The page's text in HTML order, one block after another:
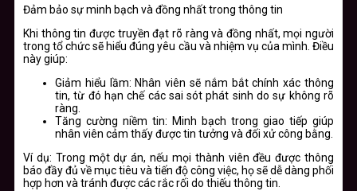
Đảm bảo sự minh bạch và đồng nhất trong thông tin
Khi thông tin được truyền đạt rõ ràng và đồng nhất, mọi người
trong tổ chức sẽ hiểu đúng yêu cầu và nhiệm vụ của mình. Điều
này giúp:
Giảm hiểu lầm: Nhân viên sẽ nắm bắt chính xác thông
tin, từ đó hạn chế các sai sót phát sinh do sự không rõ
ràng.
Tăng cường niềm tin: Minh bạch trong giao tiếp giúp
nhân viên cảm thấy được tin tưởng và đối xử công bằng.
Ví dụ: Trong một dự án, nếu mọi thành viên đều được thông
báo đầy đủ về mục tiêu và tiến độ công việc, họ sẽ dễ dàng phối
hợp hơn và tránh được các rắc rối do thiếu thông tin.